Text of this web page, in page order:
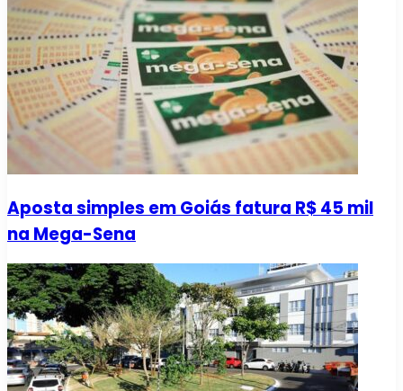
Aposta simples em Goiás fatura R$ 45 mil
na Mega-Sena